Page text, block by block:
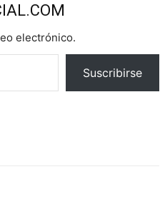
electrónico.
Suscribirse